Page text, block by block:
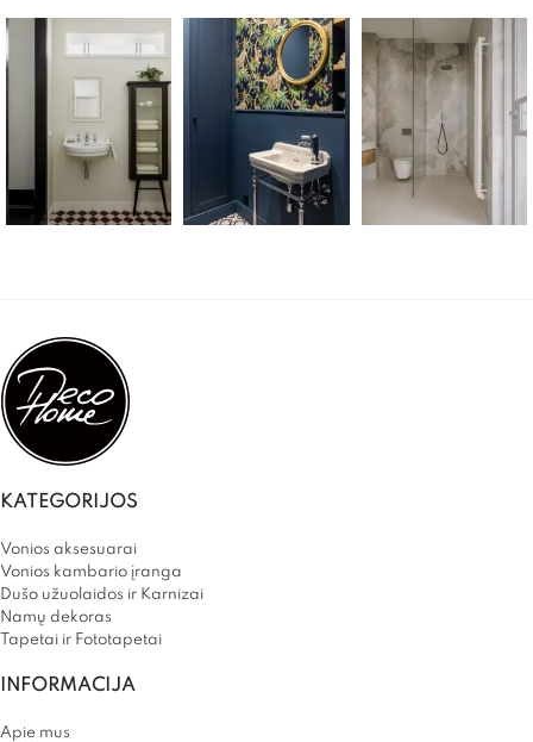
KATEGORIJOS
Vonios aksesuarai
Vonios kambario įranga
Dušo užuolaidos ir Karnizai
Namų dekoras
Tapetai ir Fototapetai
INFORMACIJA
Apie mus